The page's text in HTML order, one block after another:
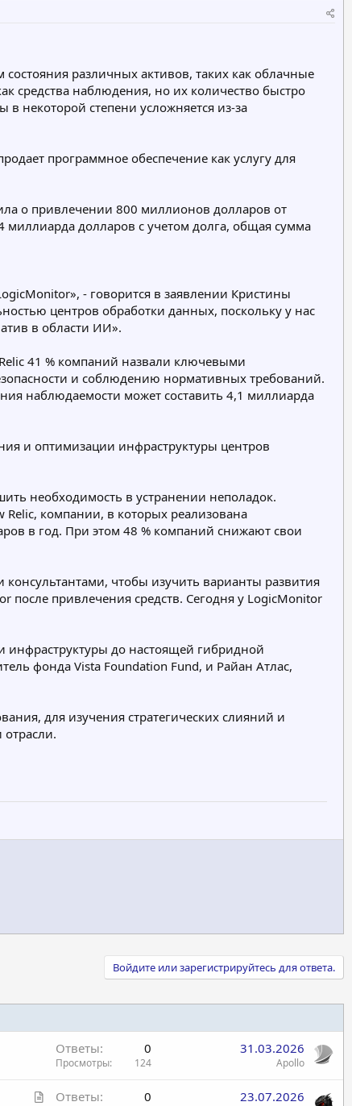
т
и
я
различных активов, таких как облачные
средства наблюдения, но их количество быстро
некоторой степени усложняется из-за
программное обеспечение как услугу для
о привлечении 800 миллионов долларов от
миллиарда долларов с учетом долга, общая сумма
- говорится в заявлении Кристины
центров обработки данных, поскольку у нас
в области ИИ».
41 % компаний назвали ключевыми
и соблюдению нормативных требований.
наблюдаемости может составить 4,1 миллиарда
и оптимизации инфраструктуры центров
необходимость в устранении неполадок.
Relic, компании, в которых реализована
в год. При этом 48 % компаний снижают свои
чтобы изучить варианты развития
привлечения средств. Сегодня у LogicMonitor
инфраструктуры до настоящей гибридной
фонда Vista Foundation Fund, и Райан Атлас,
для изучения стратегических слияний и
Войдите или зарегистрируйтесь для ответа.
Ответы 0
Просмотры 124
31.03.2026
Apollo
С
Ответы 0 23.07.2026